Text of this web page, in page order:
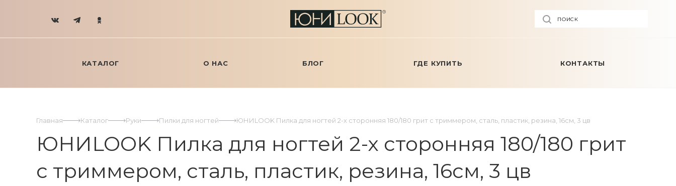
ПОИСК
КАТАЛОГ О НАС БЛОГ ГДЕ КУПИТЬ КОНТАКТЫ
Главная Каталог Руки Пилки для ногтей ЮНИLOOK Пилка для ногтей 2-х сторонняя 180/180 грит с триммером, сталь, пластик, резина, 16см, 3 цв
ЮНИLOOK Пилка для ногтей 2-х сторонняя 180/180 грит
с триммером, сталь, пластик, резина, 16см, 3 цв